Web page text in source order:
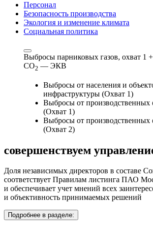
Персонал
Безопасность производства
Экология и изменение климата
Социальная политика
Выбросы парниковых газов, охват 1
СО2 — ЭКВ
Выбросы от населения и
инфраструктуры (Охват 1)
Выбросы от производственных
(Охват 1)
Выбросы от производственных
(Охват 2)
совершенствуем
Доля независимых директоров в составе
соответствует Правилам листинга ПАО
и обеспечивает учет мнений всех
и объективность принимаемых решений
Подробнее в разделе: